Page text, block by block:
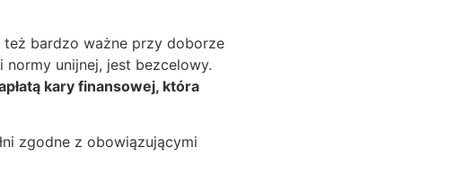
też bardzo ważne przy doborze
normy unijnej, jest bezcelowy.
kary finansowej, która
zgodne z obowiązującymi